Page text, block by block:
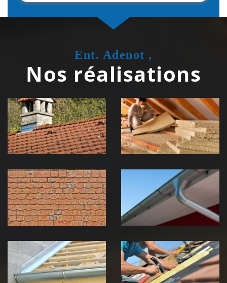
Ent. Adenot ,
Nos réalisations
Couvreur
zingueur 39
Jura
Isolation de
toiture 39
Jura
démoussage de
toiture 39
Jura
pose de
gouttière 39
Jura
Pose de
Chéneau 39
Jura
Réparation de
toiture 39
Jura